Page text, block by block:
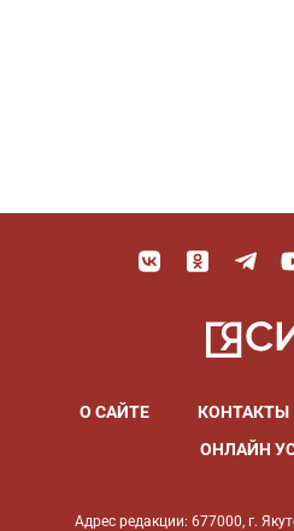
О САЙТЕ КОНТАКТЫ
ОНЛАЙН
Адрес редакции: 677000, г.